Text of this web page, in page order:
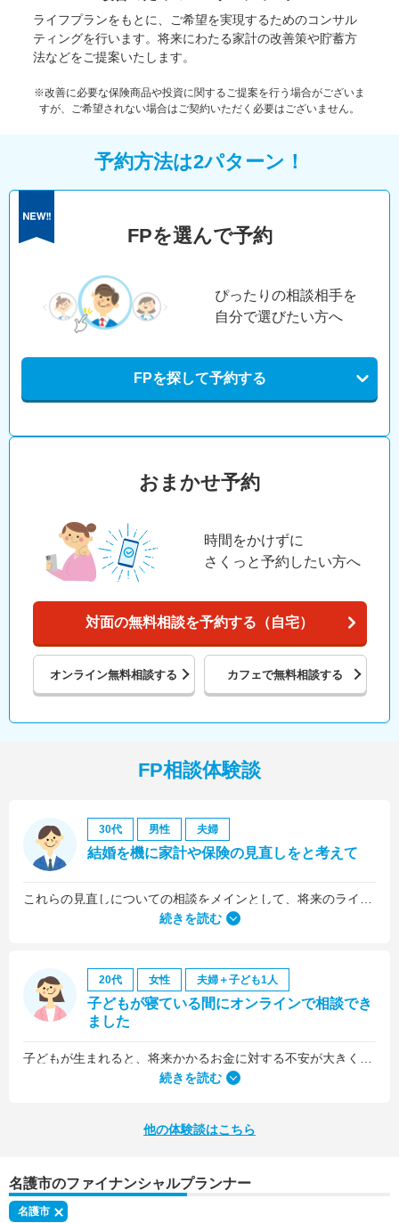
ライフプランをもとに、ご希望を実現するためのコンサル
ティングを行います。将来にわたる家計の改善策や貯蓄方
法などをご提案いたします。
※改善に必要な保険商品や投資に関するご提案を行う場合がございま
すが、ご希望されない場合はご契約いただく必要はございません。
予約方法は2パターン！
FPを選んで予約
ぴったりの相談相手を
自分で選びたい方へ
FPを探して予約する
おまかせ予約
時間をかけずに
さくっと予約したい方へ
対面の無料相談を予約する（自宅）
オンライン無料相談する カフェで無料相談する
FP相談体験談
30代 男性 夫婦
結婚を機に家計や保険の見直しをと考えて
続きを読む
20代 女性 夫婦＋子ども1人
子どもが寝ている間にオンラインで相談でき
ました
何より、とても親身になって対応してくださって大満足。うちと同じように子どもの将来のお金のことで悩んでいる友人にも教えました。
続きを読む
他の体験談はこちら
名護市のファイナンシャルプランナー
名護市